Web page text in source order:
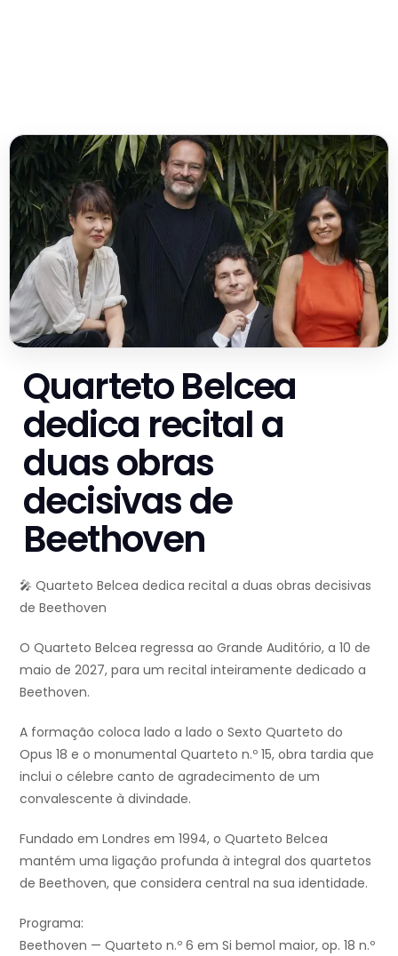
Quarteto Belcea
dedica recital a
duas obras
decisivas de
Beethoven
🎤 Quarteto Belcea dedica recital a duas obras decisivas
de Beethoven
O Quarteto Belcea regressa ao Grande Auditório, a 10 de
maio de 2027, para um recital inteiramente dedicado a
Beethoven.
A formação coloca lado a lado o Sexto Quarteto do
Opus 18 e o monumental Quarteto n.º 15, obra tardia que
inclui o célebre canto de agradecimento de um
convalescente à divindade.
Fundado em Londres em 1994, o Quarteto Belcea
mantém uma ligação profunda à integral dos quartetos
de Beethoven, que considera central na sua identidade.
Programa:
Beethoven — Quarteto n.º 6 em Si bemol maior, op. 18 n.º